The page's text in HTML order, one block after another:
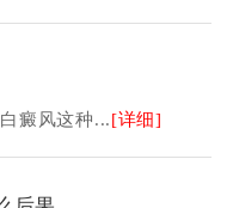
癜风这种...[详细]